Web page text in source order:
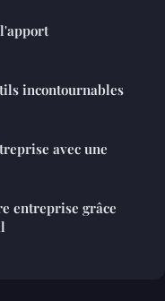
incontournables
avec une
entreprise grâce